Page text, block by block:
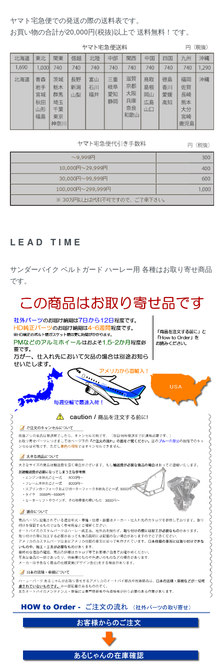
ヤマト宅急便での発送の際の送料表です。
お買い物の合計が20,000円(税抜)以上で 送料無料！です。
LEAD TIME
サンダーバイク ベルトガード ハーレー用 各種はお取り寄せ商品
です。